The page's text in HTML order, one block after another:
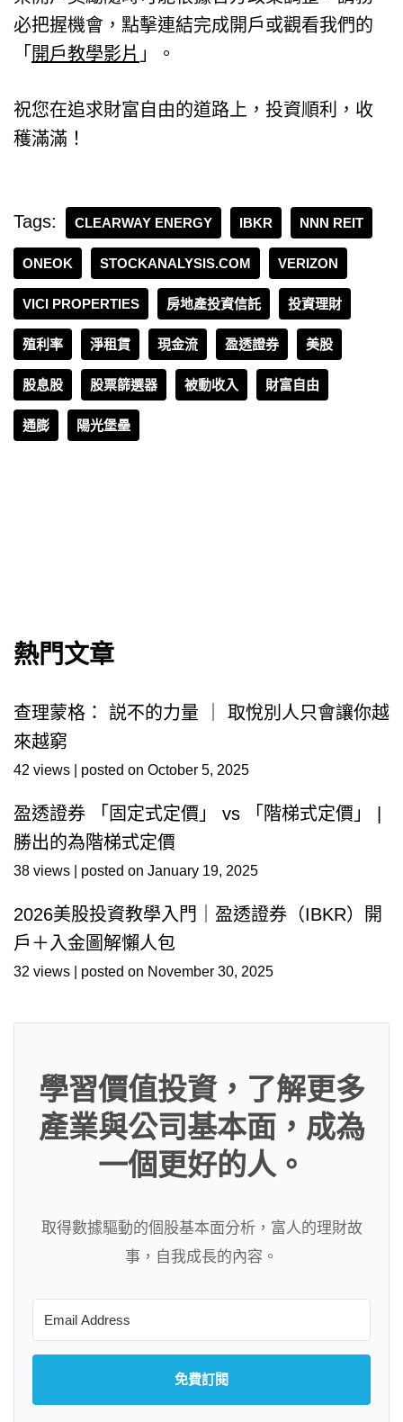
必把握機會，點擊連結完成開戶或觀看我們的
「 開戶教學影片 」。
祝您在追求財富自由的道路上，投資順利，收
穫滿滿！
Tags: CLEARWAY ENERGY IBKR NNN REIT
ONEOK STOCKANALYSIS.COM VERIZON
VICI PROPERTIES 房地產投資信託 投資理財
殖利率 淨租賃 現金流 盈透證券 美股
股息股 股票篩選器 被動收入 財富自由
通膨 陽光堡壘
熱門文章
查理蒙格： 説不的力量 ｜ 取悅別人只會讓你越
來越窮
42 views posted on October 5, 2025
盈透證券 「固定式定價」 vs 「階梯式定價」 |
勝出的為階梯式定價
38 views posted on January 19, 2025
2026美股投資教學入門｜盈透證券（IBKR）開
戶＋入金圖解懶人包
32 views posted on November 30, 2025
學習價值投資，了解更多
產業與公司基本面，成為
一個更好的人。
取得數據驅動的個股基本面分析，富人的理財故
事，自我成長的內容。
免費訂閱